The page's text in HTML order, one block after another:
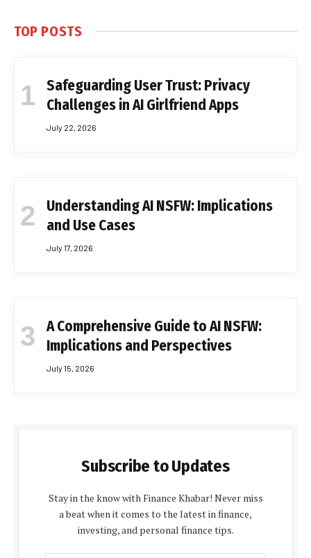
TOP POSTS
Safeguarding User Trust: Privacy
Challenges in AI Girlfriend Apps
July 22, 2026
Understanding AI NSFW: Implications
and Use Cases
July 17, 2026
A Comprehensive Guide to AI NSFW:
Implications and Perspectives
July 15, 2026
Subscribe to Updates
Stay in the know with Finance Khabar! Never miss
a beat when it comes to the latest in finance,
investing, and personal finance tips.